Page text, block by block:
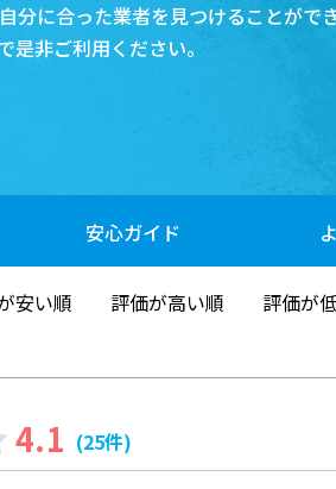
分に合った業者を見つけることがで
非ご利用ください。
安心ガイド
安い順 評価が高い順 評価が
4.1 (25件)